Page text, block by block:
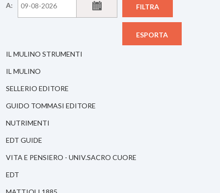
A: FILTRA
ESPORTA
IL MULINO STRUMENTI
IL MULINO
SELLERIO EDITORE
GUIDO TOMMASI EDITORE
NUTRIMENTI
EDT GUIDE
VITA E PENSIERO - UNIV.SACRO CUORE
EDT